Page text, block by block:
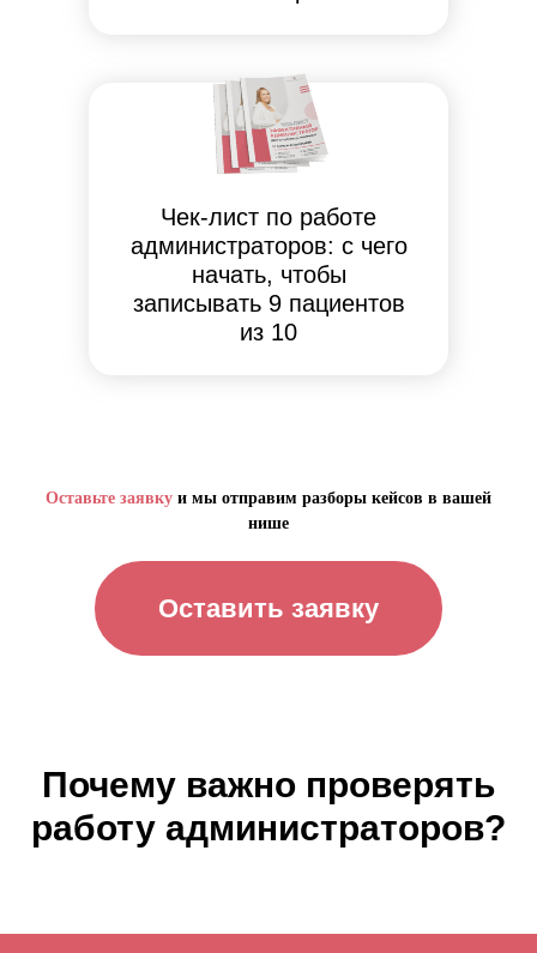
Чек-лист по работе
администраторов: с чего
начать, чтобы
записывать 9 пациентов
из 10
Оставьте заявку и мы отправим разборы кейсов в вашей
нише
Оставить заявку
Почему важно проверять
работу администраторов?